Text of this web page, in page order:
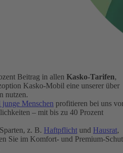
Beitrag in allen Kasko-Tarifen,
Kasko-Mobil eine unserer über
nutzen.
Menschen profitieren bei uns
– mit bis zu 40 Prozent
z. B. Haftpflicht und Hausrat,
Sie im Komfort- und Premium-